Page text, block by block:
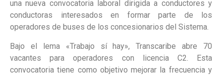
una nueva convocatoria laboral dirigida a conductores y
conductoras interesados en formar parte de los
operadores de buses de los concesionarios del Sistema.
Bajo el lema «Trabajo sí hay», Transcaribe abre 70
vacantes para operadores con licencia C2. Esta
convocatoria tiene como objetivo mejorar la frecuencia y